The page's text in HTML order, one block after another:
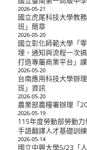
2026-05-21
國立虎尾科技大學教
班」簡章
2026-05-20
國立彰化師範大學「
理、通知與流程一次
打造專屬商業平台」
2026-05-20
台南應用科技大學辦
班」資訊
2026-05-20
農業部農糧署辦理「
2026-05-19
115年度勞動部勞動
手語翻譯人才基礎訓
2026-05-14
國立中興大學5/23「